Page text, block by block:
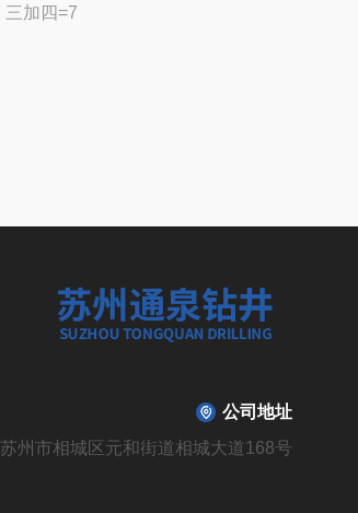
加四=7
公司地址
苏州市相城区元和街道相城大道168号